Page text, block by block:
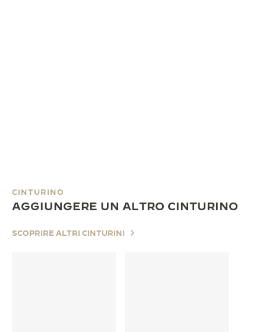
CINTURINO
AGGIUNGERE UN ALTRO CINTURINO
SCOPRIRE ALTRI CINTURINI